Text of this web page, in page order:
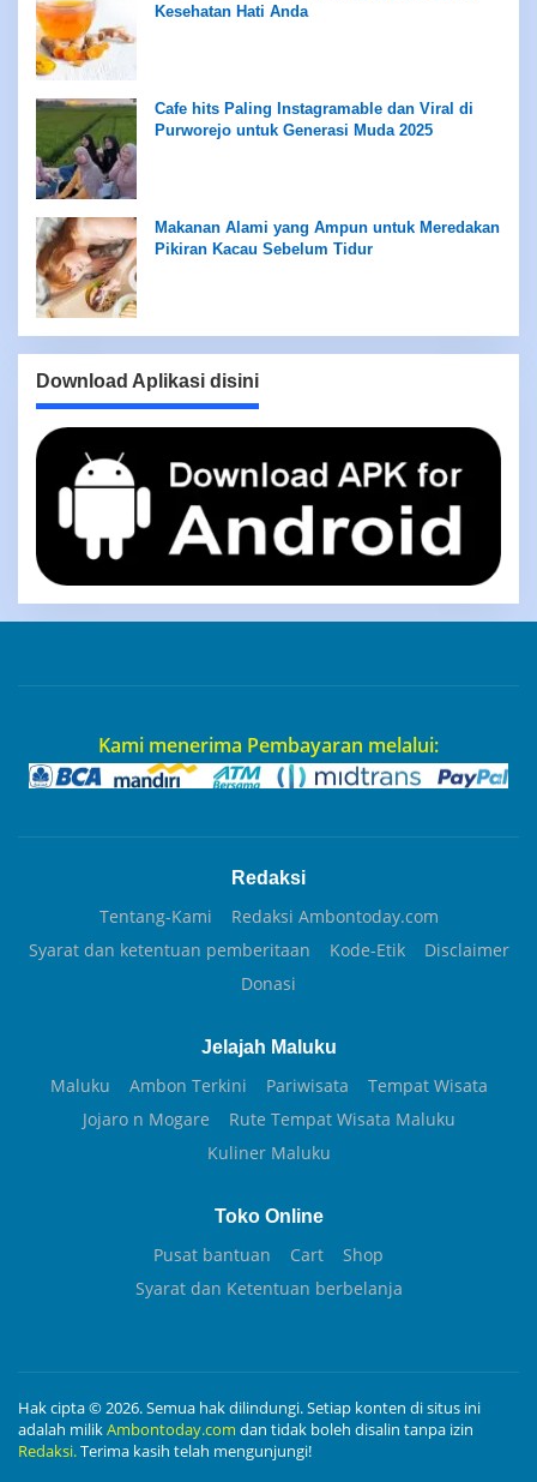
Kesehatan Hati Anda
Cafe hits Paling Instagramable dan Viral di
Purworejo untuk Generasi Muda 2025
Makanan Alami yang Ampun untuk Meredakan
Pikiran Kacau Sebelum Tidur
Download Aplikasi disini
Kami menerima Pembayaran melalui:
Redaksi
Tentang-Kami
Redaksi Ambontoday.com
Syarat dan ketentuan pemberitaan
Kode-Etik
Disclaimer
Donasi
Jelajah Maluku
Maluku Ambon Terkini Pariwisata
Tempat Wisata
Jojaro n Mogare
Rute Tempat Wisata Maluku
Kuliner Maluku
Toko Online
Pusat bantuan Cart
Shop
Syarat dan Ketentuan berbelanja
Hak cipta © 2026. Semua hak dilindungi. Setiap konten di situs ini
adalah milikAmbontoday.com dan tidak boleh disalin tanpa izin
Redaksi.Terima kasih telah mengunjungi!